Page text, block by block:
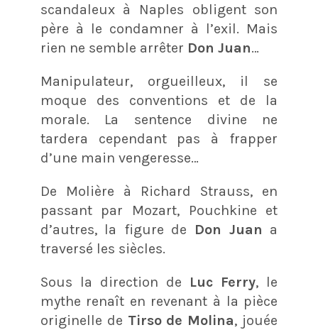
scandaleux à Naples obligent son
père à le condamner à l’exil. Mais
rien ne semble arrêter Don Juan…
Manipulateur, orgueilleux, il se
moque des conventions et de la
morale. La sentence divine ne
tardera cependant pas à frapper
d’une main vengeresse…
De Molière à Richard Strauss, en
passant par Mozart, Pouchkine et
d’autres, la figure de Don Juan a
traversé les siècles.
Sous la direction de Luc Ferry, le
mythe renaît en revenant à la pièce
originelle de Tirso de Molina, jouée